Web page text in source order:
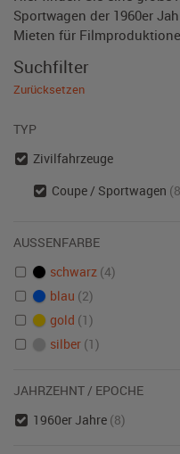
Sportwagen der 1960er
Mieten für
Suchfilter
Zurücksetzen
TYP
Zivilfahrzeuge
Coupe / Sportwagen
AUSSENFARBE
schwarz (4)
blau (2)
gold (1)
silber (1)
JAHRZEHNT / EPOCHE
1960er Jahre (8)